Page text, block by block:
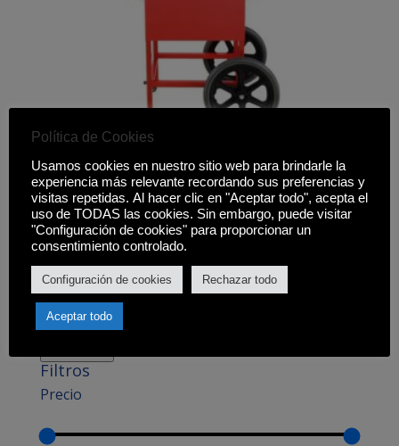
PALOMITERA INDUSTRIAL 1.450W LARRYHOUSE
495,00€
Comprar
Filtrar productos
Filtros
Precio
Política de Cookies
Usamos cookies en nuestro sitio web para brindarle la
experiencia más relevante recordando sus preferencias y
visitas repetidas. Al hacer clic en "Aceptar todo", acepta el
uso de TODAS las cookies. Sin embargo, puede visitar
"Configuración de cookies" para proporcionar un
consentimiento controlado.
Configuración de cookies Rechazar todo
Aceptar todo